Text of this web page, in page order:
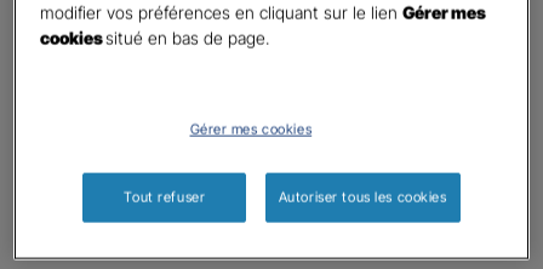
Le saviez-vous ?
modifier vos préférences en cliquant sur le lienGérer mes
cookiessitué en bas de page.
Gérer mes cookies
Tout refuser Autoriser tous les cookies